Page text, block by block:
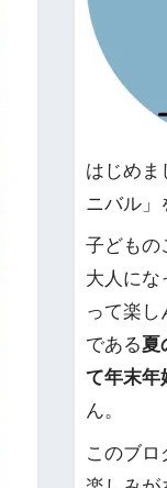
はじめま
ニバル」
子どもの
大人にな
って楽
である夏
て年末年
ん。
このブロ